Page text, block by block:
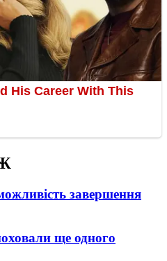
завершення
ще одного